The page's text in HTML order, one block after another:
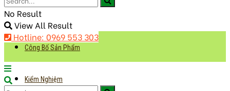
No Result
View All Result
Hotline: 0969 553 303
Công Bố Sản Phẩm
Kiểm Nghiệm